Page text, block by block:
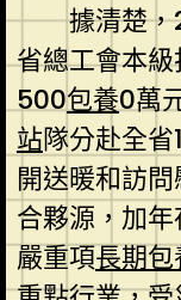
據清楚
省總工會本
500包養0萬
站隊分赴全省
開送暖和訪
合夥源，加
嚴重項長期包